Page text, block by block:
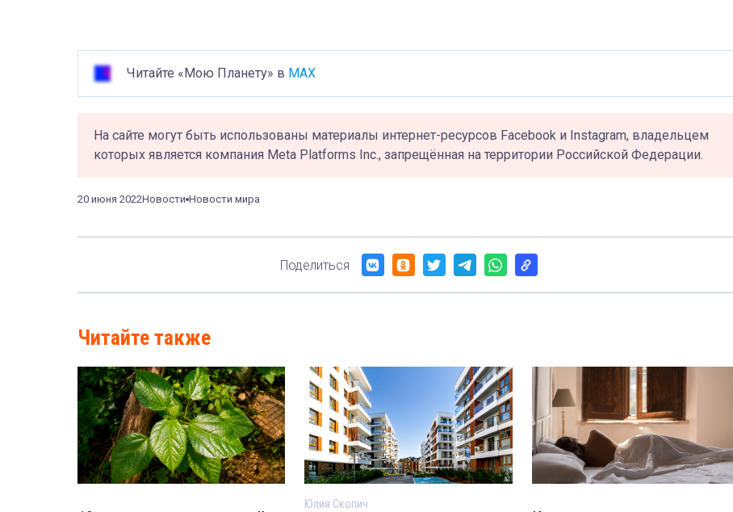
Читайте «Мою Планету» в MAX
На сайте могут быть использованы материалы интернет-ресурсов Facebook и Instagram, владельцем
которых является компания Meta Platforms Inc., запрещённая на территории Российской Федерации.
20 июня 2022Новости Новости мира
Поделиться
Читайте также
Юлия Скопич